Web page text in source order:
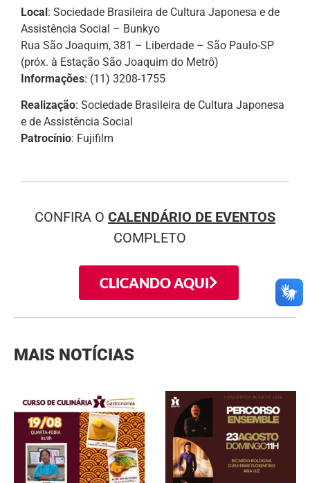
Local: Sociedade Brasileira de Cultura Japonesa e de
Assistência Social – Bunkyo
Rua São Joaquim, 381 – Liberdade – São Paulo-SP
(próx. à Estação São Joaquim do Metrô)
Informações: (11) 3208-1755
Realização: Sociedade Brasileira de Cultura Japonesa
e de Assistência Social
Patrocínio: Fujifilm
CONFIRA O CALENDÁRIO DE EVENTOS
COMPLETO
CLICANDO AQUI
MAIS NOTÍCIAS